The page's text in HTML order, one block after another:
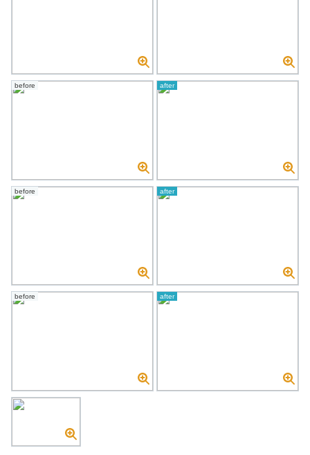
before after
before after
before after